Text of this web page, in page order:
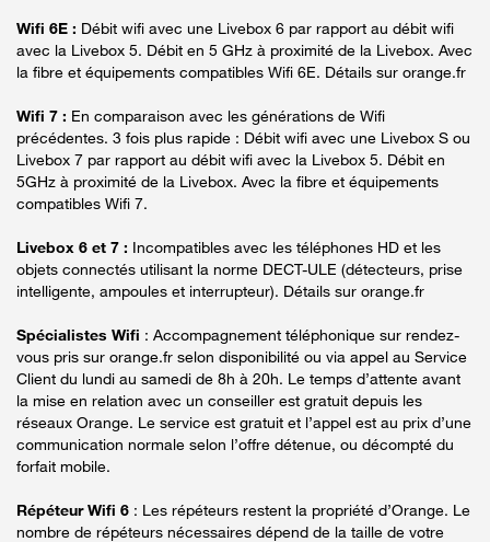
Wifi 6E : Débit wifi avec une Livebox 6 par rapport au débit wifi
avec la Livebox 5. Débit en 5 GHz à proximité de la Livebox. Avec
la fibre et équipements compatibles Wifi 6E. Détails sur orange.fr
Wifi 7 : En comparaison avec les générations de Wifi
précédentes. 3 fois plus rapide : Débit wifi avec une Livebox S ou
Livebox 7 par rapport au débit wifi avec la Livebox 5. Débit en
5GHz à proximité de la Livebox. Avec la fibre et équipements
compatibles Wifi 7.
Livebox 6 et 7 : Incompatibles avec les téléphones HD et les
objets connectés utilisant la norme DECT-ULE (détecteurs, prise
intelligente, ampoules et interrupteur). Détails sur orange.fr
Spécialistes Wifi : Accompagnement téléphonique sur rendez-
vous pris sur orange.fr selon disponibilité ou via appel au Service
Client du lundi au samedi de 8h à 20h. Le temps d’attente avant
la mise en relation avec un conseiller est gratuit depuis les
réseaux Orange. Le service est gratuit et l’appel est au prix d’une
communication normale selon l’offre détenue, ou décompté du
forfait mobile.
Répéteur Wifi 6 : Les répéteurs restent la propriété d’Orange. Le
nombre de répéteurs nécessaires dépend de la taille de votre